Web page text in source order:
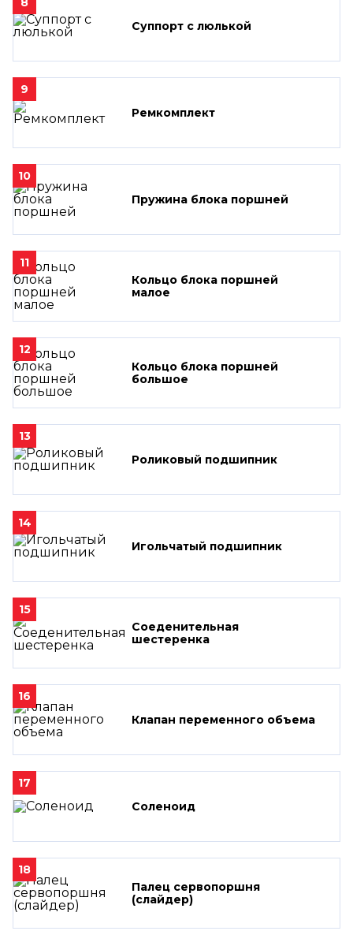
Суппорт с люлькой
9
Ремкомплект
10
Пружина блока поршней
11
Кольцо блока поршней
малое
12
Кольцо блока поршней
большое
13
Роликовый подшипник
14
Игольчатый подшипник
15
Соеденительная
шестеренка
16
Клапан переменного объема
17
Соленоид
18
Палец сервопоршня
(слайдер)